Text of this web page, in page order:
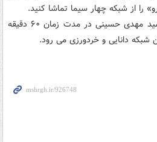
را از شبکه چهار سیما تماشا کنید.
«رو در رو» به تهیه کنندگی سید مهدی حسینی در مدت زمان ۶۰ دقیقه